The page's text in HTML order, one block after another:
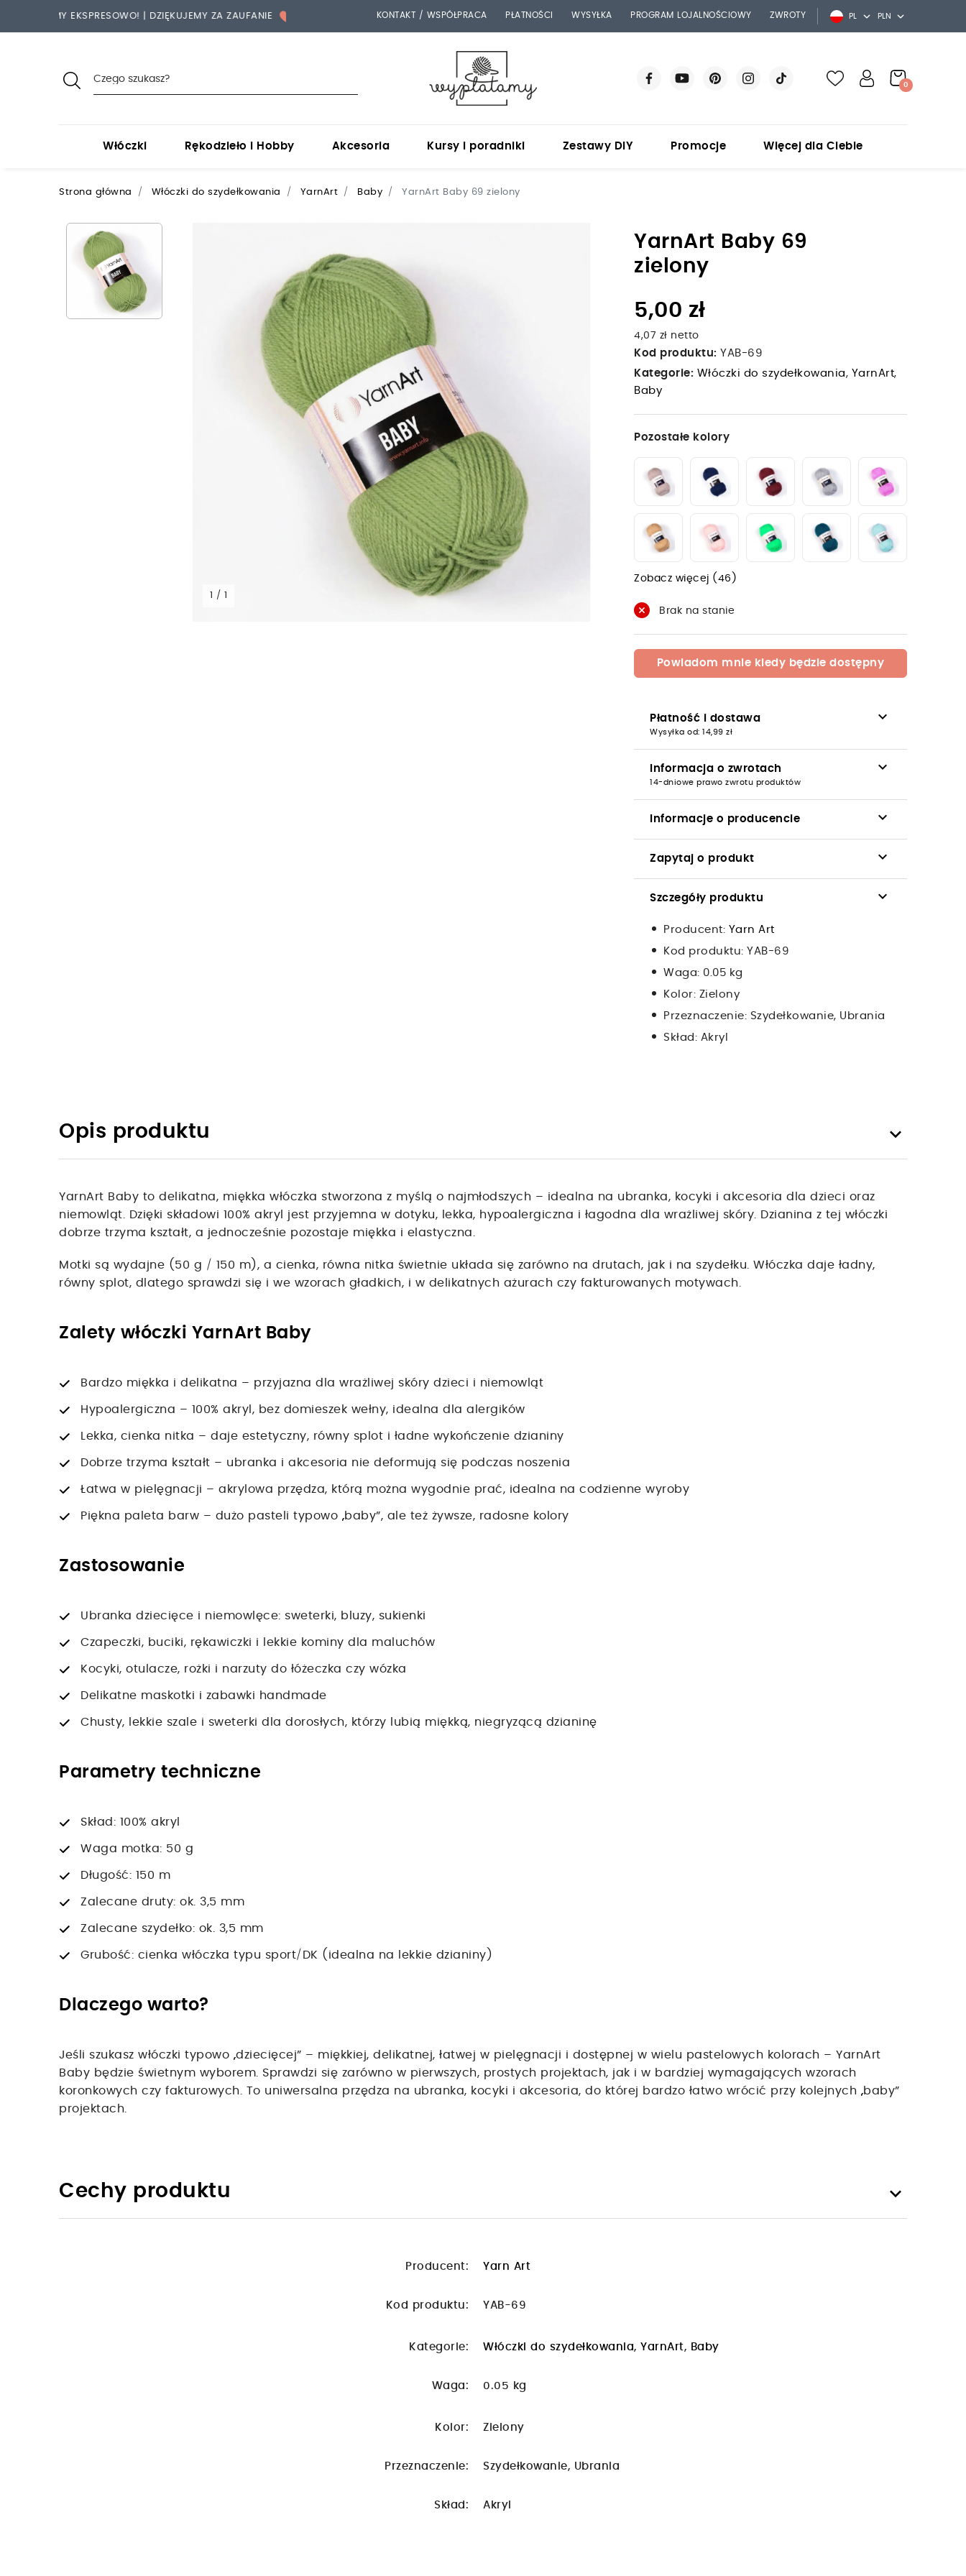
EKSPRESOWO! | DZIĘKUJEMY ZA ZAUFANIE PACZKI WYSYŁAMY EKSPRESOWO! | DZIĘKUJEMY ZA ZAUFANIE
KONTAKT / WSPÓŁPRACA PŁATNOŚCI WYSYŁKA PROGRAM LOJALNOŚCIOWY ZWROTY
0
Włóczki Rękodzieło i Hobby Akcesoria Kursy i poradniki Zestawy DIY Promocje Więcej dla Ciebie
Strona główna Włóczki do szydełkowania YarnArt Baby YarnArt Baby 69 zielony
1 / 1
YarnArt Baby 69
zielony
5,00 zł
4,07 zł netto
Kod produktu: YAB-69
Kategorie: Włóczki do szydełkowania, YarnArt,
Baby
Pozostałe kolory
Zobacz więcej (46)
Brak na stanie
Powiadom mnie kiedy będzie dostępny
keyboard_arrow_down
Płatność i dostawa
Wysyłka od: 14,99 zł
keyboard_arrow_down
Informacja o zwrotach
14-dniowe prawo zwrotu produktów
keyboard_arrow_down
Informacje o producencie
keyboard_arrow_down
Zapytaj o produkt
keyboard_arrow_down
Szczegóły produktu
Producent: Yarn Art
Kod produktu: YAB-69
Waga: 0.05 kg
Kolor: Zielony
Przeznaczenie: Szydełkowanie, Ubrania
Skład: Akryl
keyboard_arrow_down
Opis produktu
YarnArt Baby to delikatna, miękka włóczka stworzona z myślą o najmłodszych – idealna na ubranka, kocyki i akcesoria dla dzieci oraz
niemowląt. Dzięki składowi 100% akryl jest przyjemna w dotyku, lekka, hypoalergiczna i łagodna dla wrażliwej skóry. Dzianina z tej włóczki
dobrze trzyma kształt, a jednocześnie pozostaje miękka i elastyczna.
Motki są wydajne (50 g / 150 m), a cienka, równa nitka świetnie układa się zarówno na drutach, jak i na szydełku. Włóczka daje ładny,
równy splot, dlatego sprawdzi się i we wzorach gładkich, i w delikatnych ażurach czy fakturowanych motywach.
Zalety włóczki YarnArt Baby
Bardzo miękka i delikatna – przyjazna dla wrażliwej skóry dzieci i niemowląt
Hypoalergiczna – 100% akryl, bez domieszek wełny, idealna dla alergików
Lekka, cienka nitka – daje estetyczny, równy splot i ładne wykończenie dzianiny
Dobrze trzyma kształt – ubranka i akcesoria nie deformują się podczas noszenia
Łatwa w pielęgnacji – akrylowa przędza, którą można wygodnie prać, idealna na codzienne wyroby
Piękna paleta barw – dużo pasteli typowo „baby”, ale też żywsze, radosne kolory
Zastosowanie
Ubranka dziecięce i niemowlęce: sweterki, bluzy, sukienki
Czapeczki, buciki, rękawiczki i lekkie kominy dla maluchów
Kocyki, otulacze, rożki i narzuty do łóżeczka czy wózka
Delikatne maskotki i zabawki handmade
Chusty, lekkie szale i sweterki dla dorosłych, którzy lubią miękką, niegryzącą dzianinę
Parametry techniczne
Skład: 100% akryl
Waga motka: 50 g
Długość: 150 m
Zalecane druty: ok. 3,5 mm
Zalecane szydełko: ok. 3,5 mm
Grubość: cienka włóczka typu sport/DK (idealna na lekkie dzianiny)
Dlaczego warto?
Jeśli szukasz włóczki typowo „dziecięcej” – miękkiej, delikatnej, łatwej w pielęgnacji i dostępnej w wielu pastelowych kolorach – YarnArt
Baby będzie świetnym wyborem. Sprawdzi się zarówno w pierwszych, prostych projektach, jak i w bardziej wymagających wzorach
koronkowych czy fakturowych. To uniwersalna przędza na ubranka, kocyki i akcesoria, do której bardzo łatwo wrócić przy kolejnych „baby”
projektach.
keyboard_arrow_down
Cechy produktu
Producent: Yarn Art
Kod produktu: YAB-69
Kategorie: Włóczki do szydełkowania, YarnArt, Baby
Waga: 0.05 kg
Kolor: Zielony
Przeznaczenie: Szydełkowanie, Ubrania
Skład: Akryl